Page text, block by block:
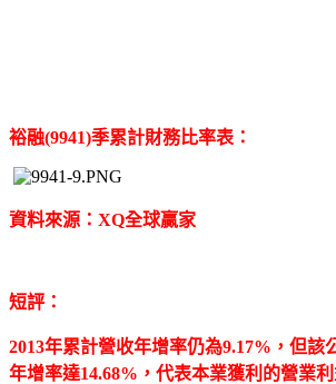
裕融(9941)季累計財務比率表：
資料來源：XQ全球贏家
短評：
2013年累計營收年增率仍為9.17%，但該
年增率達14.68%，代表本業獲利的營業利